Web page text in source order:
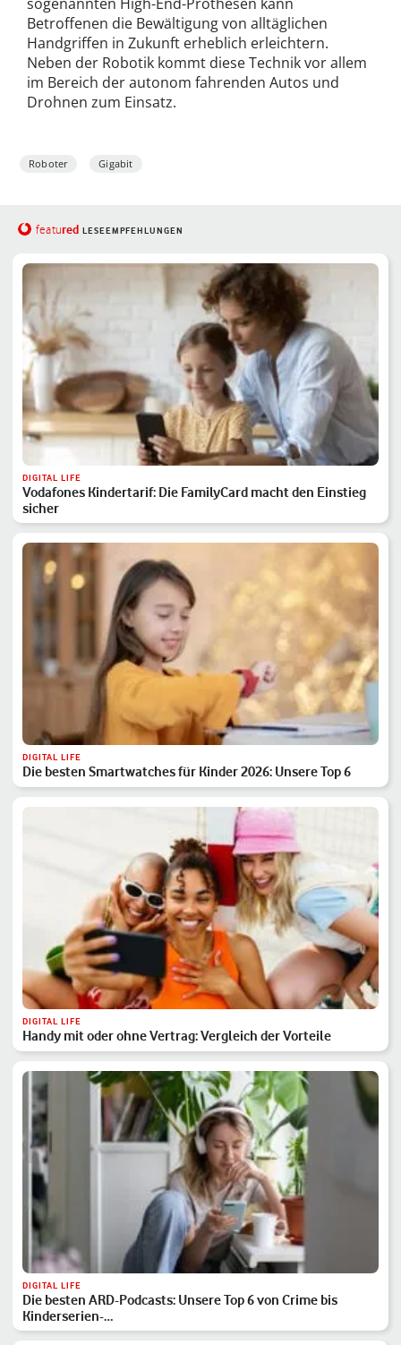
Betroffenen die Bewältigung von alltäglichen
Handgriffen in Zukunft erheblich erleichtern.
Neben der Robotik kommt diese Technik vor allem
im Bereich der autonom fahrenden Autos und
Drohnen zum Einsatz.
Roboter Gigabit
featured LESEEMPFEHLUNGEN
DIGITAL LIFE
Vodafones Kindertarif: Die FamilyCard macht den Einstieg
sicher
DIGITAL LIFE
Die besten Smartwatches für Kinder 2026: Unsere Top 6
DIGITAL LIFE
Handy mit oder ohne Vertrag: Vergleich der Vorteile
DIGITAL LIFE
Die besten ARD-Podcasts: Unsere Top 6 von Crime bis
Kinderserien-…